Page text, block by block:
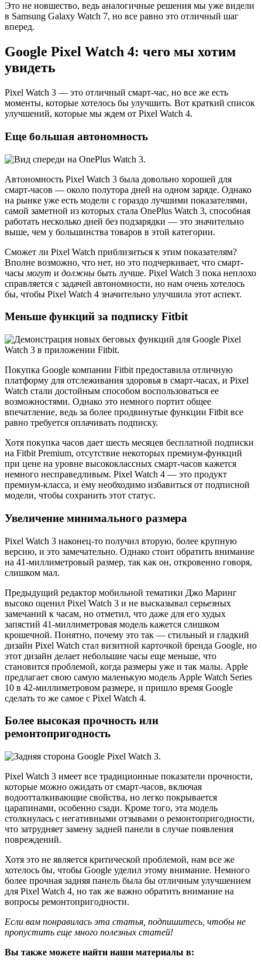
Это не новшество, ведь аналогичные решения мы уже видели
в Samsung Galaxy Watch 7, но все равно это отличный шаг
вперед.
Google Pixel Watch 4: чего мы хотим
увидеть
Pixel Watch 3 — это отличный смарт-час, но все же есть
моменты, которые хотелось бы улучшить. Вот краткий список
улучшений, которые мы ждем от Pixel Watch 4.
Еще большая автономность
Автономность Pixel Watch 3 была довольно хорошей для
смарт-часов — около полутора дней на одном заряде. Однако
на рынке уже есть модели с гораздо лучшими показателями,
самой заметной из которых стала OnePlus Watch 3, способная
работать несколько дней без подзарядки — это значительно
выше, чем у большинства товаров в этой категории.
Сможет ли Pixel Watch приблизиться к этим показателям?
Вполне возможно, что нет, но это подчеркивает, что смарт-
часы могут и должны быть лучше. Pixel Watch 3 пока неплохо
справляется с задачей автономности, но нам очень хотелось
бы, чтобы Pixel Watch 4 значительно улучшила этот аспект.
Меньше функций за подписку Fitbit
Покупка Google компании Fitbit предоставила отличную
платформу для отслеживания здоровья в смарт-часах, и Pixel
Watch стали достойным способом воспользоваться ее
возможностями. Однако это немного портит общее
впечатление, ведь за более продвинутые функции Fitbit все
равно требуется оплачивать подписку.
Хотя покупка часов дает шесть месяцев бесплатной подписки
на Fitbit Premium, отсутствие некоторых премиум-функций
при цене на уровне высококлассных смарт-часов кажется
немного несправедливым. Pixel Watch 4 — это продукт
премиум-класса, и ему необходимо избавиться от подписной
модели, чтобы сохранить этот статус.
Увеличение минимального размера
Pixel Watch 3 наконец-то получил вторую, более крупную
версию, и это замечательно. Однако стоит обратить внимание
на 41-миллиметровый размер, так как он, откровенно говоря,
слишком мал.
Предыдущий редактор мобильной тематики Джо Маринг
высоко оценил Pixel Watch 3 и не высказывал серьезных
замечаний к часам, но отметил, что даже для его худых
запястий 41-миллиметровая модель кажется слишком
крошечной. Понятно, почему это так — стильный и гладкий
дизайн Pixel Watch стал визитной карточкой бренда Google, но
этот дизайн делает небольшие часы еще меньше, что
становится проблемой, когда размеры уже и так малы. Apple
предлагает свою самую маленькую модель Apple Watch Series
10 в 42-миллиметровом размере, и пришло время Google
сделать то же самое с Pixel Watch 4.
Более высокая прочность или
ремонтопригодность
Pixel Watch 3 имеет все традиционные показатели прочности,
которые можно ожидать от смарт-часов, включая
водоотталкивающие свойства, но легко покрывается
царапинами, особенно сзади. Кроме того, эта модель
столкнулась с негативными отзывами о ремонтопригодности,
что затрудняет замену задней панели в случае появления
повреждений.
Хотя это не является критической проблемой, нам все же
хотелось бы, чтобы Google уделил этому внимание. Немного
более прочная задняя панель была бы отличным улучшением
для Pixel Watch 4, но так же важно обратить внимание на
вопросы ремонтопригодности.
Если вам понравилась эта статья, подпишитесь, чтобы не
пропустить еще много полезных статей!
Вы также можете найти наши материалы в: